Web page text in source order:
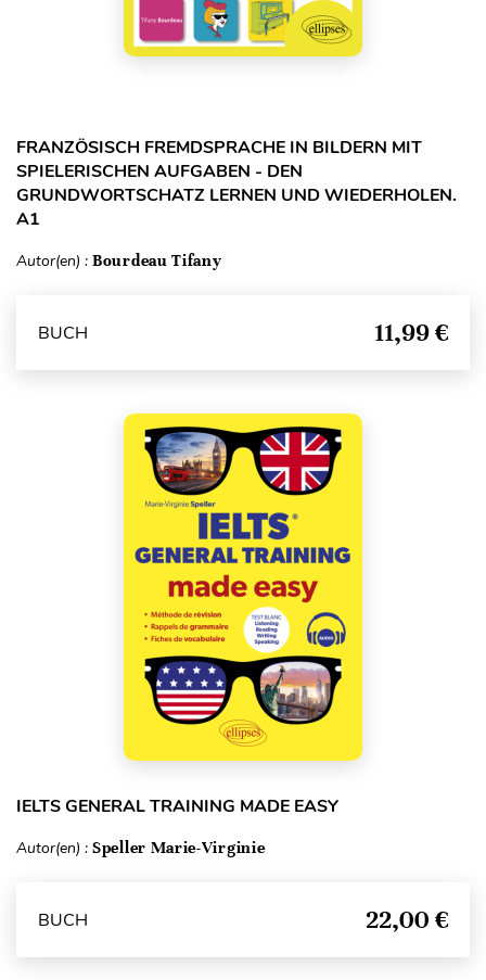
FRANZÖSISCH FREMDSPRACHE IN BILDERN MIT
SPIELERISCHEN AUFGABEN - DEN
GRUNDWORTSCHATZ LERNEN UND WIEDERHOLEN.
A1
Autor(en) : Bourdeau Tifany
BUCH 11,99 €
IELTS GENERAL TRAINING MADE EASY
Autor(en) : Speller Marie-Virginie
BUCH 22,00 €